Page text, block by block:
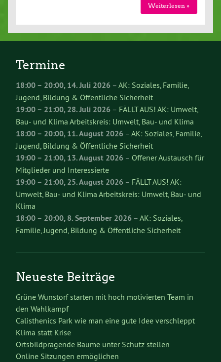
Weiterlesen »
Termine
18:00– 20:00,14. Juli 2026 – AK: Soziales, Familie,
Jugend, Bildung & Öffentliche Sicherheit
19:00– 21:00,28. Juli 2026 – FÄLLT AUS! AK: Umwelt,
Bau- und Klima Arbeitskreis: Umwelt, Bau- und Klima
18:00– 20:00,11. August 2026 – AK: Soziales, Familie,
Jugend, Bildung & Öffentliche Sicherheit
19:00– 21:00,13. August 2026 – Offener Austausch für
Mitglieder und Interessierte
19:00– 21:00,25. August 2026 – FÄLLT AUS! AK:
Umwelt, Bau- und Klima Arbeitskreis: Umwelt, Bau- und
Klima
18:00– 20:00,8. September 2026 – AK: Soziales,
Familie, Jugend, Bildung & Öffentliche Sicherheit
Neueste Beiträge
Grüne Wunstorf starten mit hoch motivierten Team in
den Wahlkampf
Calisthenics Park wie man eine gute Idee verschleppt
Klima statt Krise
Ortsbildprägende Bäume unter Schutz stellen
Online Sitzungen ermöglichen